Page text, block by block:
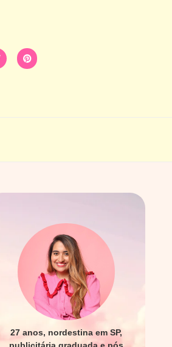
27 anos, nordestina em SP,